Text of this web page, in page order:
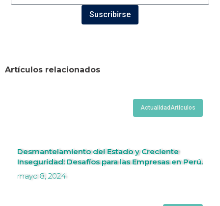
Suscribirse
Artículos relacionados
ActualidadArtículos
Desmantelamiento del Estado y Creciente
Inseguridad: Desafíos para las Empresas en Perú.
mayo 8, 2024